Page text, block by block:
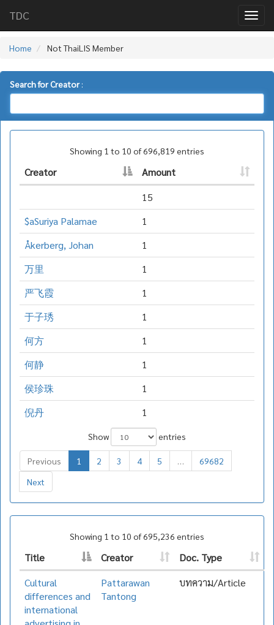
TDC
Home Not ThaiLIS Member
Search for Creator:
Showing 1 to 10 of 696,819 entries
Creator
Amount
15
$aSuriya Palamae
1
Åkerberg, Johan
1
万里
1
严飞霞
1
于子琇
1
何方
1
何静
1
侯珍珠
1
倪丹
1
Show entries
Previous 1 2 3 4 5 …
69682
Next
Showing 1 to 10 of 695,236 entries
Title Creator
Doc. Type
Cultural
differences and
international
Pattarawan
Tantong
บทความ/Article